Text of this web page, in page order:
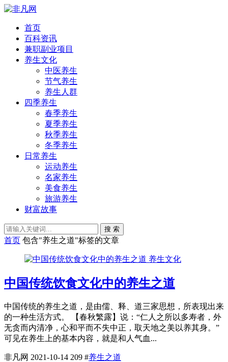
首页
百科资讯
兼职副业项目
养生文化
中医养生
节气养生
养生人群
四季养生
春季养生
夏季养生
秋季养生
冬季养生
日常养生
运动养生
名家养生
美食养生
旅游养生
财富故事
搜 索
首页 包含"养生之道"标签的文章
养生文化
中国传统饮食文化中的养生之道
中国传统的养生之道，是由儒、释、道三家思想，所表现出来
的一种生活方式。 【春秋繁露】说：“仁人之所以多寿者，外
无贪而内清净，心和平而不失中正，取天地之美以养其身。”
可见在养生上的基本内容，就是和人气血...
非凡网 2021-10-14 209 #养生之道